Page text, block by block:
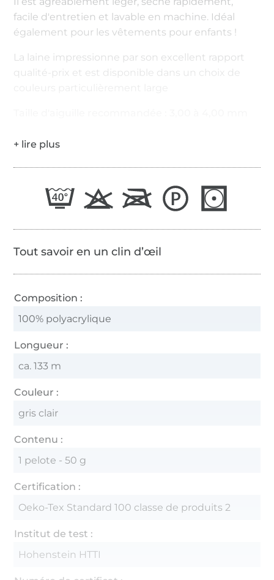
facile d'entretien et lavable en machine. Idéal
également pour les vêtements pour enfants !
La laine impressionne par son excellent rapport
qualité-prix et est disponible dans un choix de
Tout savoir en un clin d’œil
Composition :
100% polyacrylique
Longueur :
ca. 133 m
Couleur :
gris clair
Contenu :
1 pelote - 50 g
Certification :
Oeko-Tex Standard 100 classe de produits 2
Institut de test :
Hohenstein HTTI